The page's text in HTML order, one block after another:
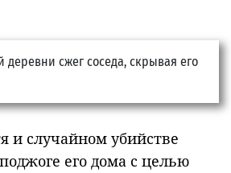
и случайном убийстве
его дома с целью